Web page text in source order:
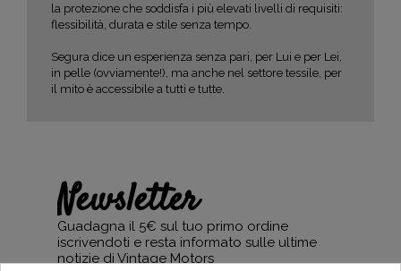
la protezione che soddisfa i più elevati livelli di requisiti:
flessibilità, durata e stile senza tempo.
Segura dice un esperienza senza pari, per Lui e per Lei,
in pelle (ovviamente!), ma anche nel settore tessile, per
il mito è accessibile a tutti e tutte.
Newsletter
Guadagna il 5€ sul tuo primo ordine
iscrivendoti e resta informato sulle ultime
notizie di Vintage Motors